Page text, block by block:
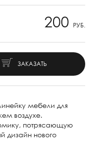
200 РУБ.
ЗАКАЗАТЬ
мебели для
воздухе.
потрясающую
дизайн нового